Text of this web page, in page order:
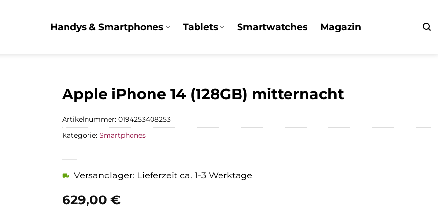
Handys & Smartphones Tablets Smartwatches Magazin
Apple iPhone 14 (128GB) mitternacht
629,00 €
Versandlager: Lieferzeit ca. 1-3 Werktage
Artikelnummer: 0194253408253
Kategorie: Smartphones